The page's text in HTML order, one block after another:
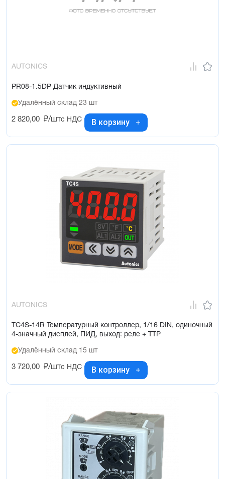
AUTONICS
PR08-1.5DP Датчик индуктивный
Удалённый склад 23 шт
2 820,00 ₽/штс НДС В корзину
AUTONICS
TC4S-14R Температурный контроллер, 1/16 DIN, одиночный
4-значный дисплей, ПИД, выход: реле + ТТР
Удалённый склад 15 шт
3 720,00 ₽/штс НДС В корзину